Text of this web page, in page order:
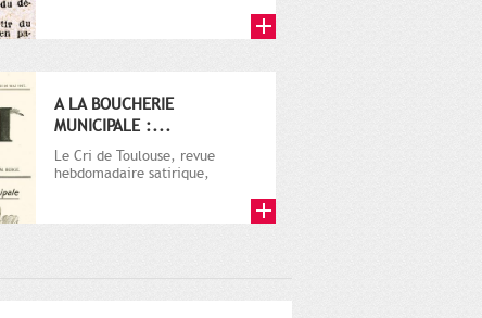
A LA BOUCHERIE
MUNICIPALE :...
Le Cri de Toulouse, revue
hebdomadaire satirique,